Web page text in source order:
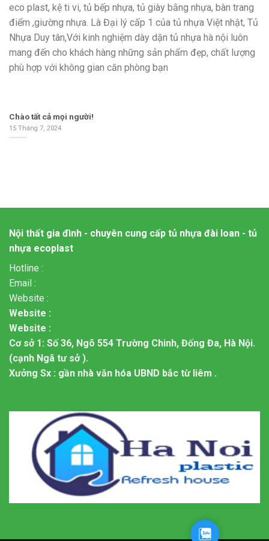
eco plast, kệ ti vi, tủ bếp nhựa, tủ giày bằng nhựa, bàn trang
điểm ,giường nhựa. Là Đại lý cấp 1 của tủ nhựa Việt nhật, Tủ
Nhựa Duy tân,Với kinh nghiệm dày dặn tủ nhựa hà nội luôn
mang đến cho khách hàng những sản phẩm đẹp, chất lượng
phù hợp với không gian căn phòng bạn
Chào tất cả mọi người!
15 Tháng 7, 2024
Nội thất gia đình - chuyên cung cấp tủ nhựa đài loan - tủ
nhựa ecoplast
Hotline :
Email :
Website :
Website :
Website :
Cơ sở 1: Số 36, Ngõ 554 Trường Chinh, Đống Đa, Hà Nội.
(cạnh Ngã tư sở ).
Xưởng Sx : gần nhà văn hóa UBND bắc từ liêm .
Zalo